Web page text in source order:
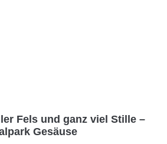
Fels und ganz viel Stille –
Gesäuse